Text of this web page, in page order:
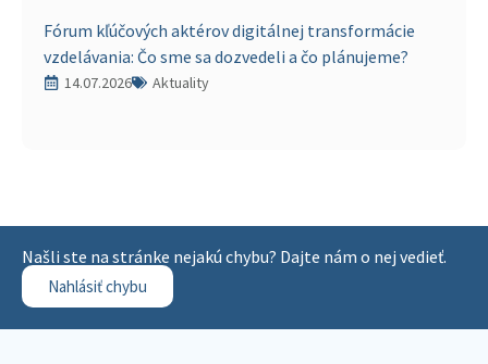
Fórum kľúčových aktérov digitálnej transformácie
vzdelávania: Čo sme sa dozvedeli a čo plánujeme?
14.07.2026 Aktuality
Našli ste na stránke nejakú chybu? Dajte nám o nej vedieť.
Nahlásiť chybu